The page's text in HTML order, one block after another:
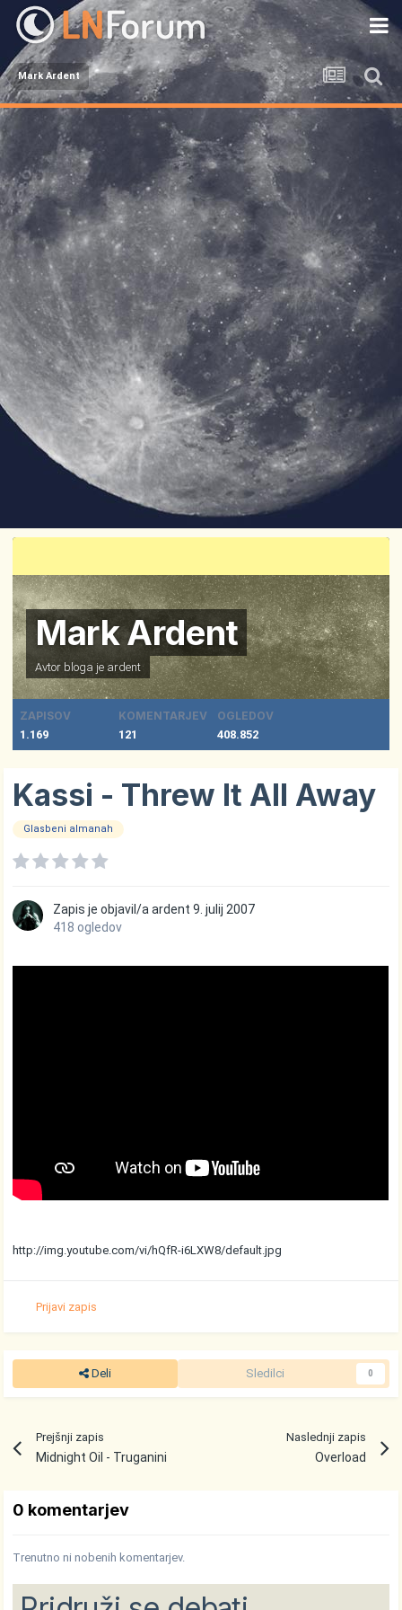
Mark Ardent
Mark Ardent
Avtor bloga je ardent
ZAPISOV
1.169
KOMENTARJEV
121
OGLEDOV
408.852
Kassi - Threw It All Away
Glasbeni almanah
Zapis je objavil/aardent 9. julij 2007
418 ogledov
http://img.youtube.com/vi/hQfR-i6LXW8/default.jpg
Prijavi zapis
Deli Sledilci 0
Prejšnji zapis
Midnight Oil - Truganini
Naslednji zapis
Overload
0 komentarjev
Trenutno ni nobenih komentarjev.